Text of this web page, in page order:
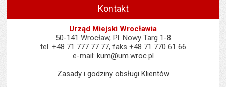
Kontakt
Urząd Miejski Wrocławia
50-141 Wrocław, Pl. Nowy Targ 1-8
tel. +48 71 777 77 77, faks +48 71 770 61 66
e-mail: kum@um.wroc.pl
Zasady i godziny obsługi Klientów